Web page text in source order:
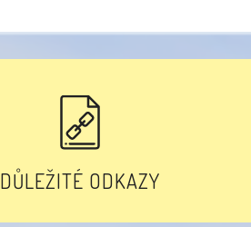
DŮLEŽITÉ ODKAZY